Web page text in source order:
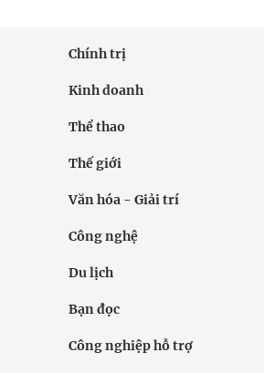
Chính trị
Kinh doanh
Thể thao
Thế giới
Văn hóa - Giải trí
Công nghệ
Du lịch
Bạn đọc
Công nghiệp hỗ trợ